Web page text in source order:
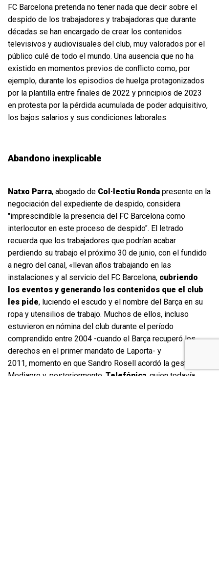
FC Barcelona pretenda no tener nada que decir sobre el
despido de los trabajadores y trabajadoras que durante
décadas se han encargado de crear los contenidos
televisivos y audiovisuales del club, muy valorados por el
público culé de todo el mundo. Una ausencia que no ha
existido en momentos previos de conflicto como, por
ejemplo, durante los episodios de huelga protagonizados
por la plantilla entre finales de 2022 y principios de 2023
en protesta por la pérdida acumulada de poder adquisitivo,
los bajos salarios y sus condiciones laborales.
Abandono inexplicable
Natxo Parra, abogado de Col·lectiu Ronda presente en la
negociación del expediente de despido, considera
"imprescindible la presencia del FC Barcelona como
interlocutor en este proceso de despido". El letrado
recuerda que los trabajadores que podrían acabar
perdiendo su trabajo el próximo 30 de junio, con el fundido
a negro del canal, «llevan años trabajando en las
instalaciones y al servicio del FC Barcelona, cubriendo
los eventos y generando los contenidos que el club
les pide, luciendo el escudo y el nombre del Barça en su
ropa y utensilios de trabajo. Muchos de ellos, incluso
estuvieron en nómina del club durante el período
comprendido entre 2004 -cuando el Barça recuperó los
derechos en el primer mandato de Laporta- y
2011, momento en que Sandro Rosell acordó la gestión con
Mediapro y, posteriormente, Telefónica , quien todavía